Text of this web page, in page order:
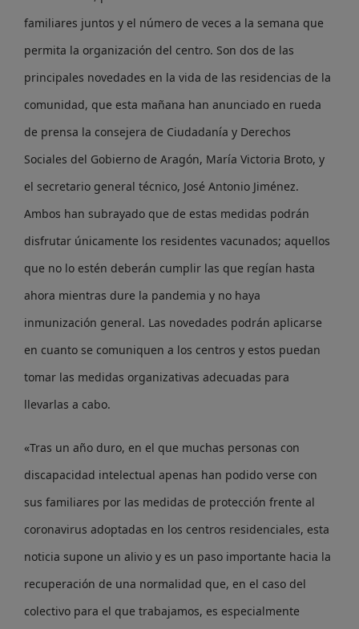
familiares juntos y el número de veces a la semana que
permita la organización del centro. Son dos de las
principales novedades en la vida de las residencias de la
comunidad, que esta mañana han anunciado en rueda
de prensa la consejera de Ciudadanía y Derechos
Sociales del Gobierno de Aragón, María Victoria Broto, y
el secretario general técnico, José Antonio Jiménez.
Ambos han subrayado que de estas medidas podrán
disfrutar únicamente los residentes vacunados; aquellos
que no lo estén deberán cumplir las que regían hasta
ahora mientras dure la pandemia y no haya
inmunización general. Las novedades podrán aplicarse
en cuanto se comuniquen a los centros y estos puedan
tomar las medidas organizativas adecuadas para
llevarlas a cabo.
«Tras un año duro, en el que muchas personas con
discapacidad intelectual apenas han podido verse con
sus familiares por las medidas de protección frente al
coronavirus adoptadas en los centros residenciales, esta
noticia supone un alivio y es un paso importante hacia la
recuperación de una normalidad que, en el caso del
colectivo para el que trabajamos, es especialmente